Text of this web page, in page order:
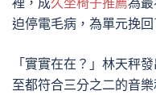
迫停電毛病，為單元挽
「實實在在？」林天秤
至都符合三分之二的音樂